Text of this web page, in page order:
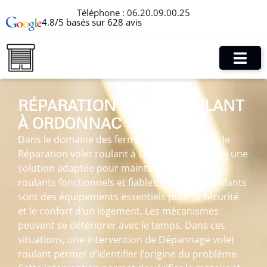
Téléphone : 06.20.09.00.25
4.8/5 basés sur 628 avis
RÉPARATION VOLET ROULANT
À ORDONNAC
Dans le domaine des fermetures de l’habitat, le
Réparation volet roulant à Ordonnac constitue une
solution adaptée pour maintenir des volets
roulants fonctionnels et fiables. Les volets roulants
sont des équipements essentiels pour la sécurité
et le confort d’un logement. Les mécanismes
peuvent se détériorer avec le temps. Dans ces
situations, une intervention de Dépannage volet
roulant permet d’identifier l’origine du problème.